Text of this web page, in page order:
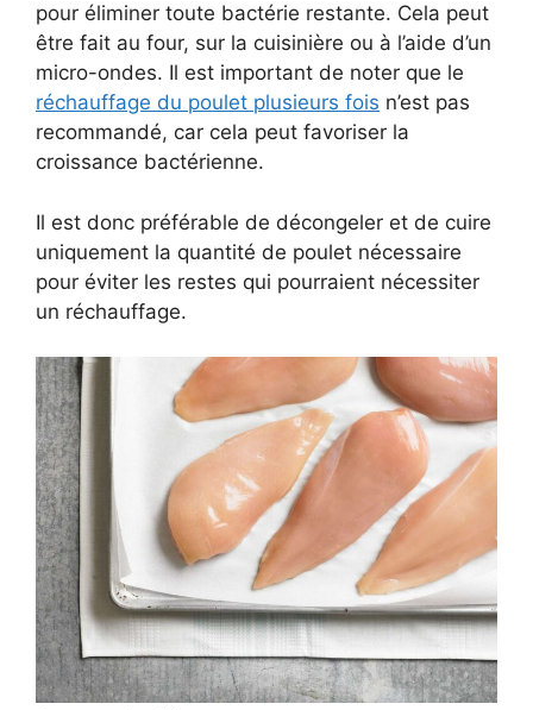
pour éliminer toute bactérie restante. Cela peut
être fait au four, sur la cuisinière ou à l’aide d’un
micro-ondes. Il est important de noter que le
réchauffage du poulet plusieurs fois n’est pas
recommandé, car cela peut favoriser la
croissance bactérienne.
Il est donc préférable de décongeler et de cuire
uniquement la quantité de poulet nécessaire
pour éviter les restes qui pourraient nécessiter
un réchauffage.